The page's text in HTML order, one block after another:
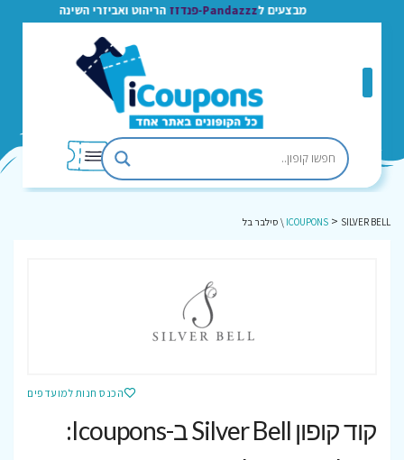
מבצעים ל Pandazzz-פנדזז הריהוט ואביזרי השינה
ICOUPONS > SILVER BELL \ סילבר בל
הכנס חנות למועדפים
קוד קופון Silver Bell ב-Icoupons: